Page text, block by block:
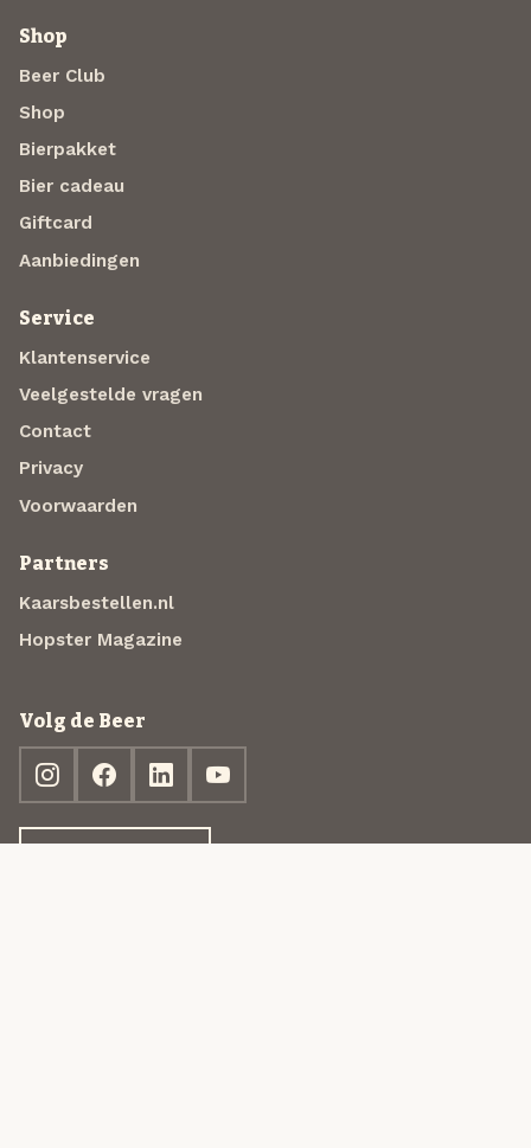
Shop
Beer Club
Shop
Bierpakket
Bier cadeau
Giftcard
Aanbiedingen
Service
Klantenservice
Veelgestelde vragen
Contact
Privacy
Voorwaarden
Partners
Kaarsbestellen.nl
Hopster Magazine
Volg de Beer